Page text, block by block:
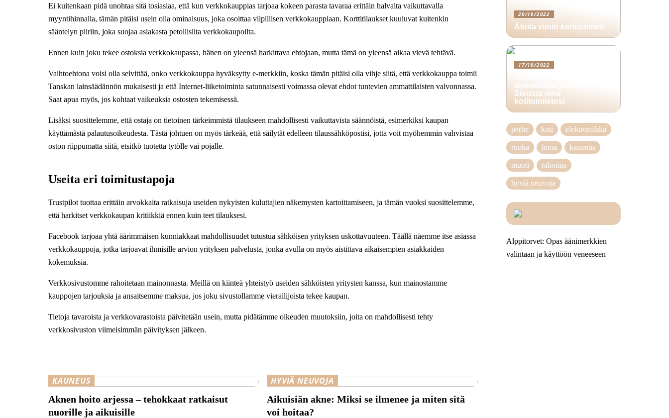
Ei kuitenkaan pidä unohtaa sitä tosiasiaa, että kun verkkokauppias tarjoaa kokeen parasta tavaraa erittäin halvalta vaikuttavalla
myyntihinnalla, tämän pitäisi usein olla ominaisuus, joka osoittaa vilpillisen verkkokauppiaan. Korttitilaukset kuuluvat kuitenkin
sääntelyn piiriin, joka suojaa asiakasta petollisilta verkkokaupoilta.
Ennen kuin joku tekee ostoksia verkkokaupassa, hänen on yleensä harkittava ehtojaan, mutta tämä on yleensä aikaa vievä tehtävä.
Vaihtoehtona voisi olla selvittää, onko verkkokauppa hyväksytty e-merkkiin, koska tämän pitäisi olla vihje siitä, että verkkokauppa toimii
Tanskan lainsäädännön mukaisesti ja että Internet-liiketoiminta satunnaisesti voimassa olevat ehdot tuntevien ammattilaisten valvonnassa.
Saat apua myös, jos kohtaat vaikeuksia ostosten tekemisessä.
Lisäksi suosittelemme, että ostaja on tietoinen tärkeimmistä tilaukseen mahdollisesti vaikuttavista säännöistä, esimerkiksi kaupan
käyttämästä palautusoikeudesta. Tästä johtuen on myös tärkeää, että säilytät edelleen tilaussähköpostisi, jotta voit myöhemmin vahvistaa
oston riippumatta siitä, etsitkö tuotetta tytölle vai pojalle.
Useita eri toimitustapoja
Trustpilot tuottaa erittäin arvokkaita ratkaisuja useiden nykyisten kuluttajien näkemysten kartoittamiseen, ja tämän vuoksi suosittelemme,
että harkitset verkkokaupan kritiikkiä ennen kuin teet tilauksesi.
Facebook tarjoaa yhtä äärimmäisen kunniakkaat mahdollisuudet tutustua sähköisen yrityksen uskottavuuteen. Täällä näemme itse asiassa
verkkokauppoja, jotka tarjoavat ihmisille arvion yrityksen palvelusta, jonka avulla on myös aistittava aikaisempien asiakkaiden
kokemuksia.
Verkkosivustomme rahoitetaan mainonnasta. Meillä on kiinteä yhteistyö useiden sähköisten yritysten kanssa, kun mainostamme
kauppojen tarjouksia ja ansaitsemme maksua, jos joku sivustollamme vierailijoista tekee kaupan.
Tietoja tavaroista ja verkkovarastoista päivitetään usein, mutta pidätämme oikeuden muutoksiin, joita on mahdollisesti tehty
verkkosivuston viimeisimmän päivityksen jälkeen.
KAUNEUS
Aknen hoito arjessa – tehokkaat ratkaisut
nuorille ja aikuisille
HYVIÄ NEUVOJA
Aikuisiän akne: Miksi se ilmenee ja miten sitä
voi hoitaa?
20/10/2022
Aloita viinin kerääminen
17/10/2022
ammatinharjoittaja?
Sisusta oma
kotitoimistosi
perhe koti elektroniikka
ruoka loma kauneus
muoti rahoitus
hyviä neuvoja
Alppitorvet: Opas äänimerkkien
valintaan ja käyttöön veneeseen